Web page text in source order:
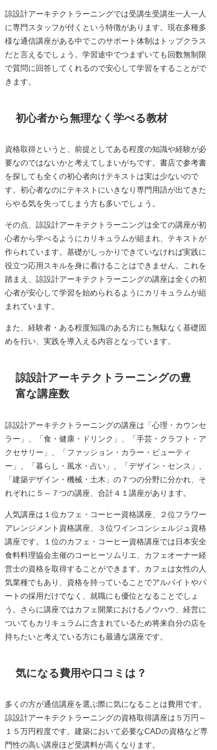
諒設計アーキテクトラーニングでは受講生受講生一人一人
に専門スタッフが付くという特徴があります。現在多種多
様な通信講座がある中でこのサポート体制はトップクラス
だと言えるでしょう。学習途中でつまずいても回数無制限
で質問に回答してくれるので安心して学習をすることがで
きます。
初心者から無理なく学べる教材
資格取得というと、前提としてある程度の知識や経験が必
要なのではないかと考えてしまいがちです。書店で参考書
を探しても全くの初心者向けテキストは実は少ないので
す。初心者なのにテキストにいきなり専門用語が出てきた
らやる気を失ってしまう方も多いでしょう。
その点、諒設計アーキテクトラーニングは全ての講座が初
心者から学べるようにカリキュラムが組まれ、テキストが
作られています。基礎がしっかりできていなければ実践に
役立つ応用スキルを身に着けることはできません。これを
踏まえ、諒設計アーキテクトラーニングの講座は全くの初
心者が安心して学習を始められるようにカリキュラムが組
まれています。
また、経験者・ある程度知識のある方にも無駄なく基礎固
めを行い、実践を導入える内容となっています。
諒設計アーキテクトラーニングの豊
富な講座数
諒設計アーキテクトラーニングの講座は「心理・カウンセ
ラー」、「食・健康・ドリンク」、「手芸・クラフト・ア
クセサリー」、「ファッション・カラー・ビューティ
ー」、「暮らし・風水・占い」、「デザイン・センス」、
「建築デザイン・機械・土木」の７つの分野に分かれ、そ
れぞれに５～７つの講座、合計４１講座があります。
人気講座は１位カフェ・コーヒー資格講座、２位フラワー
アレンジメント資格講座、３位ワインコンシェルジュ資格
講座です。１位のカフェ・コーヒー資格講座では日本安全
食料料理協会主催のコーヒーソムリエ、カフェオーナー経
営士の資格を取得することができます。カフェは女性の人
気業種でもあり、資格を持っていることでアルバイトやパ
ートの採用だけでなく、就職にも優位となることでしょ
う。さらに講座ではカフェ開業におけるノウハウ、経営に
ついてもカリキュラムに含まれているため将来自分の店を
持ちたいと考えている方にも最適な講座です。
気になる費用や口コミは？
多くの方が通信講座を選ぶ際に気になることは費用です。
諒設計アーキテクトラーニングの資格取得講座は５万円～
１５万円程度です。建築において必要なCADの資格など専
門性の高い講座ほど受講料が高くなります。